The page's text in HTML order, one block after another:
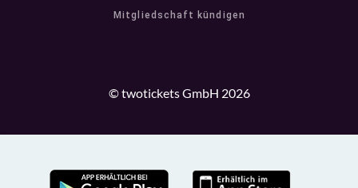
Mitgliedschaft kündigen
© twotickets GmbH 2026